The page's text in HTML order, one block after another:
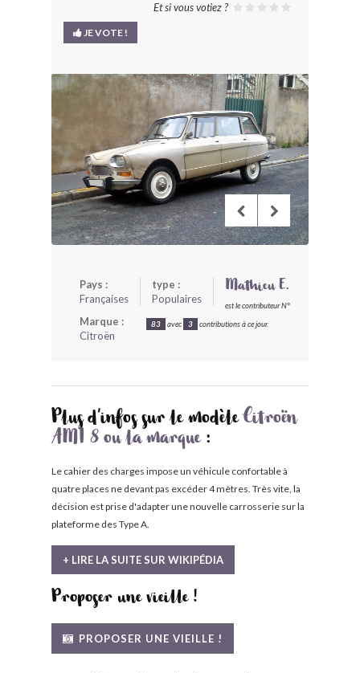
LE BLOG
BONJOURLAVIEILLE ?
MODÈLES ET MARQUES
COMMENT FONCTIONNE BLV ?
Et si vous votiez ?
JE VOTE !
Pays :
Françaises
type :
Populaires
Marque :
Citroën
Mathieu E.
est le contributeur N°
83 avec 3 contributions à ce jour.
Plus d'infos sur le modèleCitroën
AMI 8 ou la marque:
Le cahier des charges impose un véhicule confortable à
quatre places ne devant pas excéder 4 mètres. Très vite, la
décision est prise d'adapter une nouvelle carrosserie sur la
plateforme des Type A.
+ LIRE LA SUITE SUR WIKIPÉDIA
Proposer une vieille !
PROPOSER UNE VIEILLE !